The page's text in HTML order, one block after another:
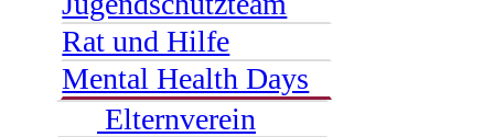
Rat und Hilfe
Mental Health Days
Elternverein